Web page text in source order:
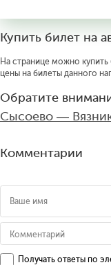
Купить билет на
На странице можно купить
цены на билеты данного
Обратите
Сысоево —
Комментарии
Получать ответы по